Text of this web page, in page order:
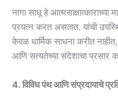
नागा साधू हे
प्रयत्न करत असतात. यांची
केवळ धार्मिक साधना करीत
आणि सत्यतेच्या संदेशाचा प्रसार
4. विविध पंथ आणि संप्रदायाचे